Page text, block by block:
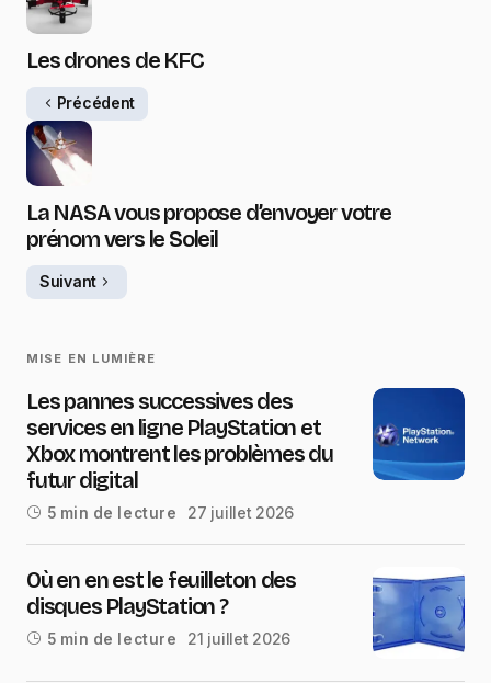
Les drones de KFC
Précédent
La NASA vous propose d’envoyer votre
prénom vers le Soleil
Suivant
MISE EN LUMIÈRE
Les pannes successives des
services en ligne PlayStation et
Xbox montrent les problèmes du
futur digital
5 min de lecture 27 juillet 2026
Où en en est le feuilleton des
disques PlayStation ?
5 min de lecture 21 juillet 2026